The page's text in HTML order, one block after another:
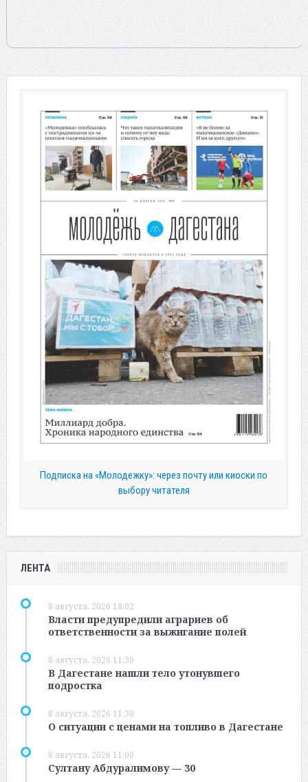
Подписка на «Молодежку»: через почту или киоски по
выбору читателя
ЛЕНТА
8 августа, 2026 18:02
Власти предупредили аграриев об
ответственности за выжигание полей
8 августа, 2026 11:30
В Дагестане нашли тело утонувшего
подростка
8 августа, 2026 11:30
О ситуации с ценами на топливо в Дагестане
8 августа, 2026 11:00
Султану Абдуралимову — 30